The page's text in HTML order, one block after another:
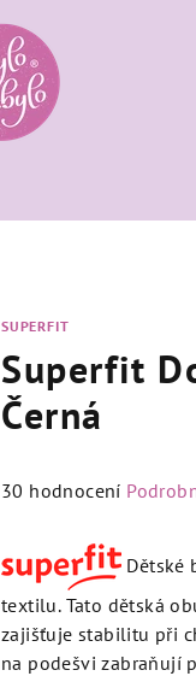
SUPERFIT
Superfit
Černá
Průměrné
je
4,4
z
5
30 hodnocení
Dětské
textilu. Tato dětská
zajišťuje stabilitu při
na podešvi zabraňují